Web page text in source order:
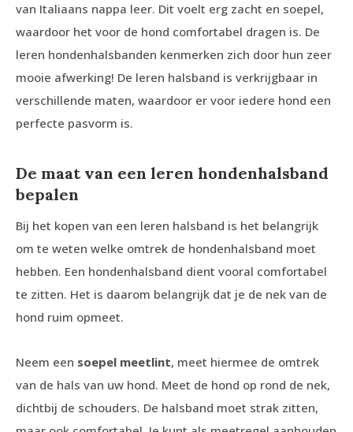
van Italiaans nappa leer. Dit voelt erg zacht en soepel,
waardoor het voor de hond comfortabel dragen is. De
leren hondenhalsbanden kenmerken zich door hun zeer
mooie afwerking! De leren halsband is verkrijgbaar in
verschillende maten, waardoor er voor iedere hond een
perfecte pasvorm is.
De maat van een leren hondenhalsband
bepalen
Bij het kopen van een leren halsband is het belangrijk
om te weten welke omtrek de hondenhalsband moet
hebben. Een hondenhalsband dient vooral comfortabel
te zitten. Het is daarom belangrijk dat je de nek van de
hond ruim opmeet.
Neem een soepel meetlint, meet hiermee de omtrek
van de hals van uw hond. Meet de hond op rond de nek,
dichtbij de schouders. De halsband moet strak zitten,